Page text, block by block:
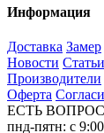
Информация
Доставка Замер
Новости Статьи
Производители
Оферта
ЕСТЬ
пнд-пятн: с